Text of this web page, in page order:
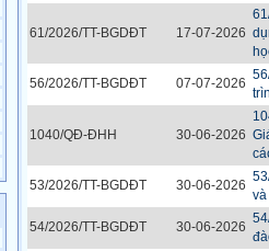
61/2026/TT-BGDĐT 17-07-2026
56/2026/TT-BGDĐT 07-07-2026
1040/QĐ-ĐHH 30-06-2026
53/2026/TT-BGDĐT 30-06-2026
54/2026/TT-BGDĐT 30-06-2026